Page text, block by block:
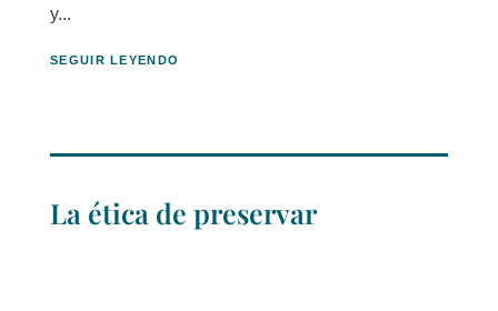
y...
SEGUIR LEYENDO
La ética de preservar